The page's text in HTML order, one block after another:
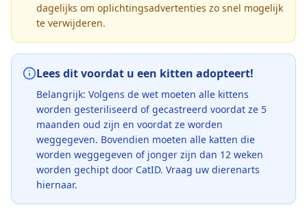
dagelijks om oplichtingsadvertenties zo snel mogelijk
te verwijderen.
Lees dit voordat u een kitten adopteert!
Belangrijk: Volgens de wet moeten alle kittens
worden gesteriliseerd of gecastreerd voordat ze 5
maanden oud zijn en voordat ze worden
weggegeven. Bovendien moeten alle katten die
worden weggegeven of jonger zijn dan 12 weken
worden gechipt door CatID. Vraag uw dierenarts
hiernaar.